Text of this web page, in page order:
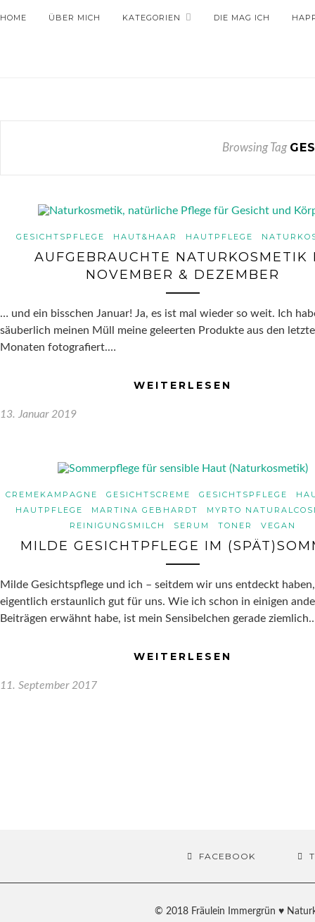
HOME ÜBER MICH KATEGORIEN DIE MAG ICH
Browsing Tag
GESICHTSPFLEGE HAUT&HAAR HAUTPFLEGE
AUFGEBRAUCHTE NATURKOSMETIK
NOVEMBER & DEZEMBER
… und ein bisschen Januar! Ja, es ist mal wieder so weit. Ich
säuberlich meinen Müll meine geleerten Produkte aus den
Monaten fotografiert.…
WEITERLESEN
13. Januar 2019
CREMEKAMPAGNE GESICHTSCREME GESICHTSPFLEGE
HAUTPFLEGE
MARTINA GEBHARDT
MYRTO
REINIGUNGSMILCH
SERUM TONER VEGAN
MILDE GESICHTPFLEGE IM
Milde Gesichtspflege und ich – seitdem wir uns entdeckt
eigentlich erstaunlich gut für uns. Wie ich schon in einigen
Beiträgen erwähnt habe, ist mein Sensibelchen gerade
WEITERLESEN
11. September 2017
FACEBOOK
© 2018 Fräulein Immergrün ♥